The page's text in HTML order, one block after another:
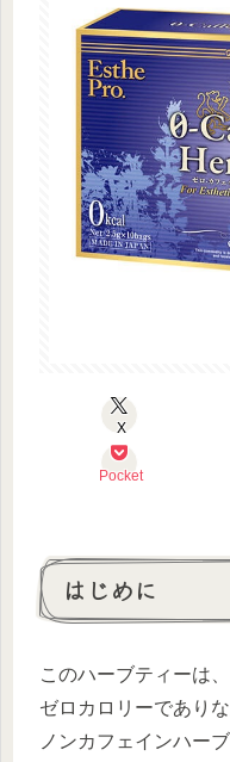
X
Pocket
はじめに
このハーブティーは
ゼロカロリーであり
ノンカフェインハー